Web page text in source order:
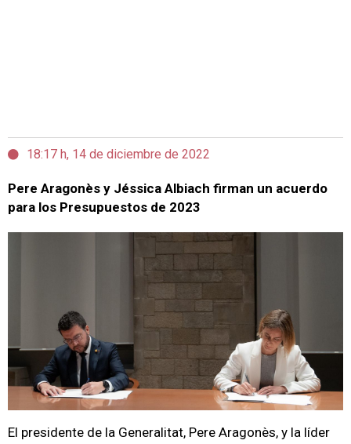
18:17 h, 14 de diciembre de 2022
Pere Aragonès y Jéssica Albiach firman un acuerdo
para los Presupuestos de 2023
El presidente de la Generalitat, Pere Aragonès, y la líder